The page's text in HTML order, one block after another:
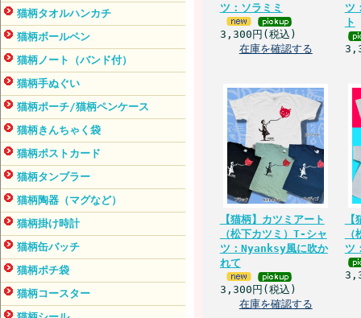
猫柄タオルハンカチ
猫柄ボールペン
猫柄ノート（バンド付）
猫柄手ぬぐい
猫柄ポーチ/猫柄ペンケース
猫柄きんちゃく袋
猫柄ポストカード
猫柄タンブラー
猫柄陶器（マグなど）
猫柄掛け時計
猫柄缶バッチ
猫柄ポチ袋
猫柄コースター
ツ：ソラミミ
3,300円(税込)
在庫を確認する
ツ
ト
【猫柄】カツミアート
（松下カツミ）T-シャ
ツ：Nyanksy風に吹か
れて
3,300円(税込)
在庫を確認する
ツ